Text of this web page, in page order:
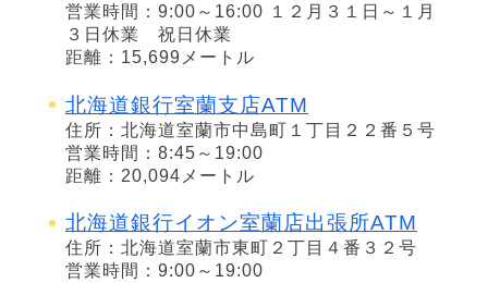
営業時間：9:00～16:00 １２月３１日～１月
３日休業 祝日休業
距離：15,699メートル
北海道銀行室蘭支店ATM
住所：北海道室蘭市中島町１丁目２２番５号
営業時間：8:45～19:00
距離：20,094メートル
北海道銀行イオン室蘭店出張所ATM
住所：北海道室蘭市東町２丁目４番３２号
営業時間：9:00～19:00